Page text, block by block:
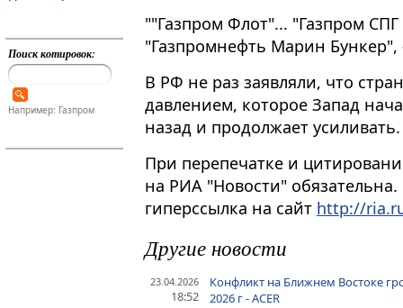
Поиск котировок:
Например: Газпром
""Газпром Флот"​​​... "Газпром
"Газпромнефть Марин Бункер",
В РФ не раз заявляли, что
давлением, которое Запад
назад и продолжает усиливать.
При перепечатке и
на РИА "Новости"
гиперссылка на сайт http://
Другие новости
23.04.2026
18:52
Конфликт на Ближнем Востоке
2026 г - ACER